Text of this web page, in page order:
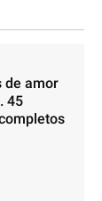
de amor
45